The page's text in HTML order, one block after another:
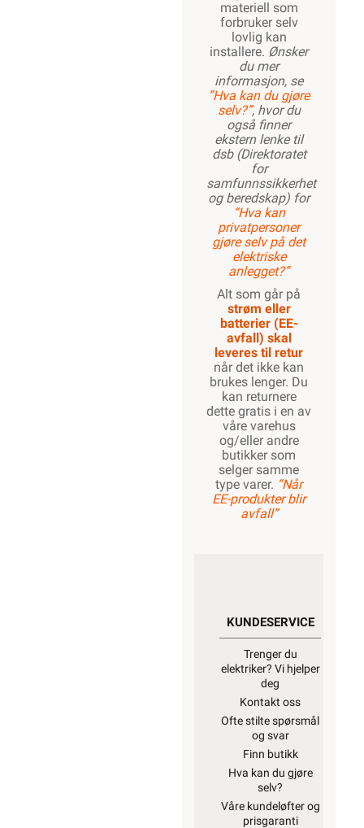
materiell som
forbruker selv
lovlig kan
installere. Ønsker
du mer
informasjon, se
”Hva kan du gjøre
selv?”, hvor du
også finner
ekstern lenke til
dsb (Direktoratet
for
samfunnssikkerhet
og beredskap) for
“Hva kan
privatpersoner
gjøre selv på det
elektriske
anlegget?”
Alt som går på
strøm eller
batterier (EE-
avfall) skal
leveres til retur
når det ikke kan
brukes lenger. Du
kan returnere
dette gratis i en av
våre varehus
og/eller andre
butikker som
selger samme
type varer. “Når
EE-produkter blir
avfall”
KUNDESERVICE
Trenger du
elektriker? Vi hjelper
deg
Kontakt oss
Ofte stilte spørsmål
og svar
Finn butikk
Hva kan du gjøre
selv?
Våre kundeløfter og
prisgaranti